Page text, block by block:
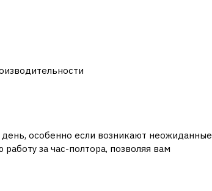
особенно если возникают неожиданные
за час-полтора, позволяя вам